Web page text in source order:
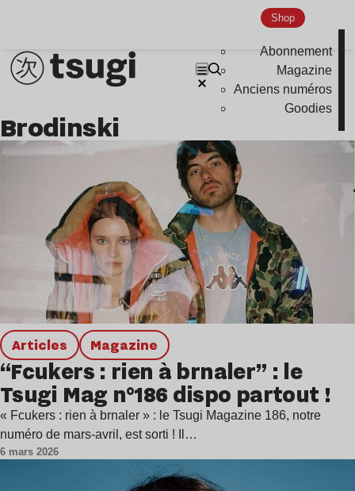
Shop
Abonnement
Magazine
Anciens numéros
Goodies
Brodinski
Articles magazine
“Fcukers : rien à brnaler” : le
Tsugi Mag n°186 dispo partout !
« Fcukers : rien à brnaler » : le Tsugi Magazine 186, notre
numéro de mars-avril, est sorti ! Il…
6 mars 2026